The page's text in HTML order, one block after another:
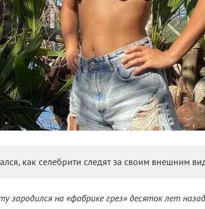
как селебрити следят за своим внешним
зародился на «фабрике грез» десяток лет